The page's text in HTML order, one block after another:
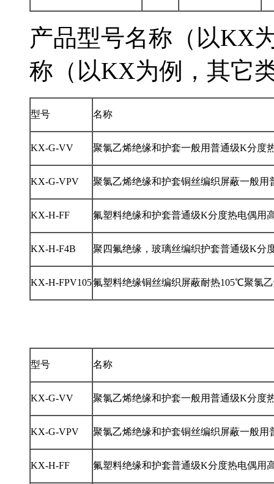
产品型号名称（以KX为
称（以KX为例，其它类
型号 名称
KX-G-VV 聚氯乙烯绝缘和护套一般用普通级K分度
KX-G-VPV 聚氯乙烯绝缘和护套铜丝编织屏蔽一般
KX-H-FF 氟塑料绝缘和护套普通级K分度热电偶用
KX-H-F4B 聚四氟绝缘，玻璃丝编织护套普通级K
KX-H-FPV105氟塑料绝缘铜丝编织屏蔽耐热105℃聚氯
型号 名称
KX-G-VV 聚氯乙烯绝缘和护套一般用普通级K分度
KX-G-VPV 聚氯乙烯绝缘和护套铜丝编织屏蔽一般
KX-H-FF 氟塑料绝缘和护套普通级K分度热电偶用